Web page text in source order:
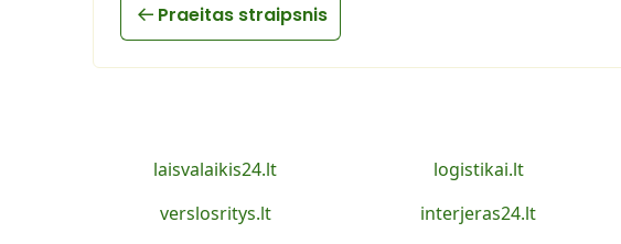
Praeitas straipsnis
laisvalaikis24.lt logistikai.lt
verslosritys.lt
interjeras24.lt